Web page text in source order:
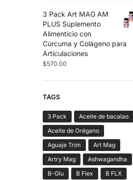
3 Pack Art MAG AM
PLUS Suplemento
Alimenticio con
Cúrcuma y Colágeno para
Articulaciones
$570.00
TAGS
3 Pack
Aceite de bacalao
Aceite de Orégano
Aguaje Trim
Art Mag
Artry Mag
Ashwagandha
B-Glu
B Flex B FLX